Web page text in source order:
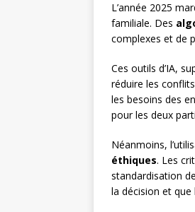
L’année 2025
familiale. Des
complexes et de
Ces outils d’IA,
réduire les
les besoins des
pour les deux
Néanmoins,
éthiques. Les
standardisation
la décision et